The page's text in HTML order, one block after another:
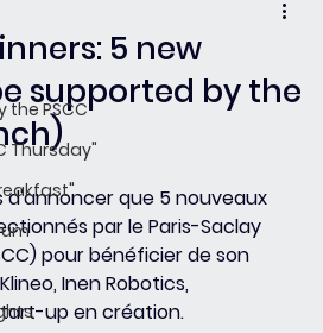
the PSCC
Thursday"
5 new
supported by the
d'annoncer que 5 nouveaux
par le Paris-Saclay
pour bénéficier de son
Inen Robotics,
up en création.